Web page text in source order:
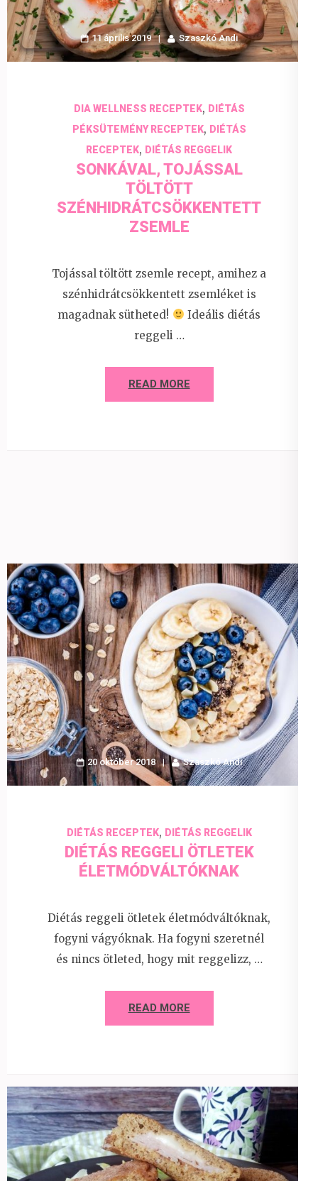
11 április 2019 Szaszkó Andi
DIA WELLNESS RECEPTEK, DIÉTÁS
PÉKSÜTEMÉNY RECEPTEK, DIÉTÁS
RECEPTEK, DIÉTÁS REGGELIK
SONKÁVAL, TOJÁSSAL
TÖLTÖTT
SZÉNHIDRÁTCSÖKKENTETT
ZSEMLE
Tojással töltött zsemle recept, amihez a
szénhidrátcsökkentett zsemléket is
magadnak sütheted!
Ideális diétás
reggeli …
READ MORE
20 október 2018 Szaszkó Andi
DIÉTÁS RECEPTEK, DIÉTÁS REGGELIK
DIÉTÁS REGGELI ÖTLETEK
ÉLETMÓDVÁLTÓKNAK
Diétás reggeli ötletek életmódváltóknak,
fogyni vágyóknak. Ha fogyni szeretnél
és nincs ötleted, hogy mit reggelizz, …
READ MORE